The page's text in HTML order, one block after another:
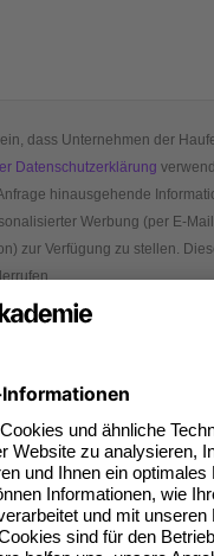
dass Unternehmen der
Datenschutzerklärung
hinausgehende
Werbung (per E-
zur Verfügung zu stellen.